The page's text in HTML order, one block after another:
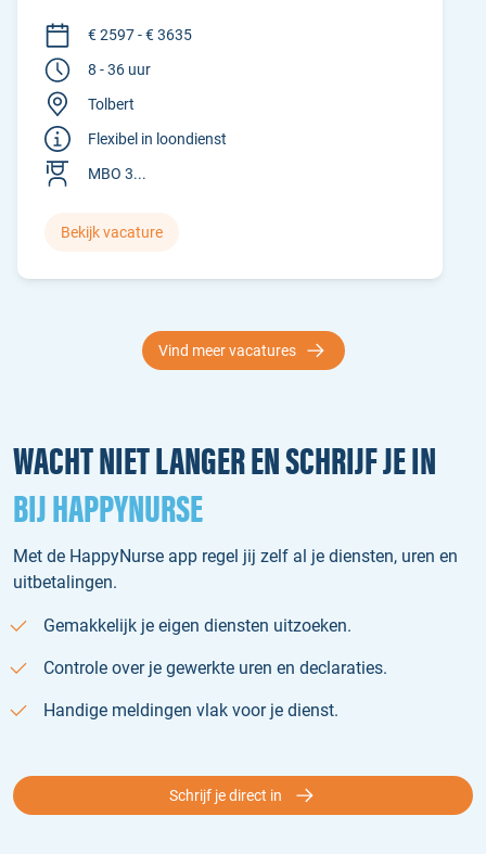
€ 2597 - € 3635
8 - 36 uur
Tolbert
Flexibel in loondienst
MBO 3...
Bekijk vacature
Vind meer vacatures
WACHT NIET LANGER EN SCHRIJF JE IN
BIJ HAPPYNURSE
Met de HappyNurse app regel jij zelf al je diensten, uren en
uitbetalingen.
Gemakkelijk je eigen diensten uitzoeken.
Controle over je gewerkte uren en declaraties.
Handige meldingen vlak voor je dienst.
Schrijf je direct in